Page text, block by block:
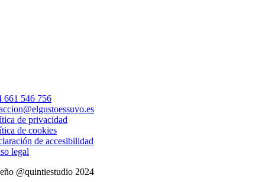
661 546 756
de privacidad
de cookies
de accesibilidad
legal
@quintiestudio 2024